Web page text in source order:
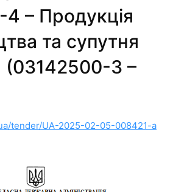
– Продукція
та супутня
(03142500-3 –
tender/UA-2025-02-05-008421-a